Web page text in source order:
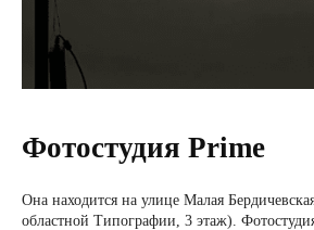
Фотостудия Prime
Она находится на улице Малая
областной Типографии, 3 этаж).